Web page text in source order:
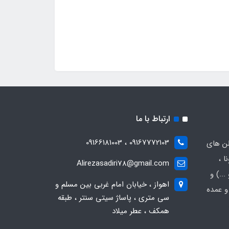
های
،
...) و
عمده
ارتباط با ما
09167772103 ، 09166181003
Alirezasadiri78@gmail.com
اهواز ، خیابان امام غربی بین مسلم و
سی متری ، پاساژ سیتی سنتر ، طبقه
همکف ، عطر میلاد